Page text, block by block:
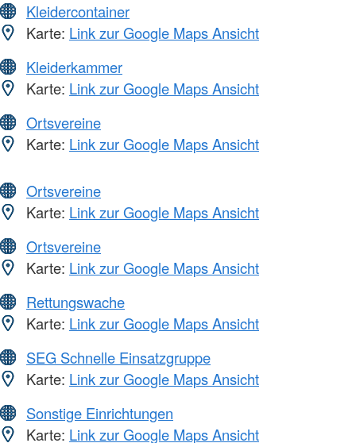
Kleidercontainer
Karte: Link zur Google Maps Ansicht
Kleiderkammer
Karte: Link zur Google Maps Ansicht
Ortsvereine
Karte: Link zur Google Maps Ansicht
Ortsvereine
Karte: Link zur Google Maps Ansicht
Ortsvereine
Karte: Link zur Google Maps Ansicht
Rettungswache
Karte: Link zur Google Maps Ansicht
SEG Schnelle Einsatzgruppe
Karte: Link zur Google Maps Ansicht
Sonstige Einrichtungen
Karte: Link zur Google Maps Ansicht